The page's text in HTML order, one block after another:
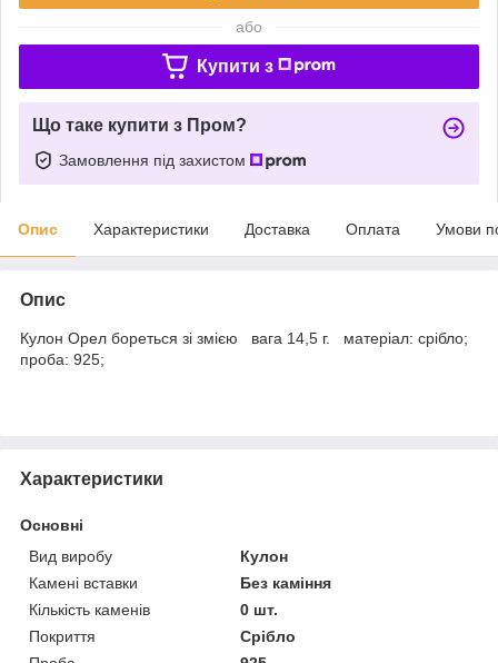
або
Купити з
Що таке купити з Пром?
Замовлення під захистом
Опис Характеристики Доставка Оплата Умови
Опис
Кулон Орел бореться зі змією вага 14,5 г. матеріал: срібло;
проба: 925;
Характеристики
Основні
Вид виробу
Кулон
Камені вставки
Без каміння
Кількість каменів
0 шт.
Покриття
Срібло